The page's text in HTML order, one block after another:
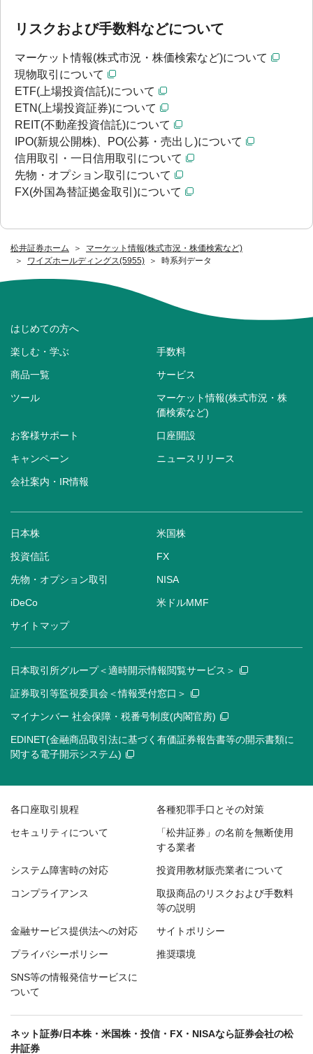
松井証券ホーム
マーケット情報(株式市況・株価検索など)
ワイズホールディングス(5955)
時系列データ
リスクおよび手数料などについて
マーケット情報(株式市況・株価検索など)について
現物取引について
ETF(上場投資信託)について
ETN(上場投資証券)について
REIT(不動産投資信託)について
IPO(新規公開株)、PO(公募・売出し)について
信用取引・一日信用取引について
先物・オプション取引について
FX(外国為替証拠金取引)について
はじめての方へ
楽しむ・学ぶ 手数料
商品一覧 サービス
ツール
マーケット情報(株式市況・株
価検索など)
お客様サポート 口座開設
キャンペーン ニュースリリース
会社案内・IR情報
日本株 米国株
投資信託 FX
先物・オプション取引 NISA
iDeCo 米ドルMMF
サイトマップ
日本取引所グループ＜適時開示情報閲覧サービス＞
証券取引等監視委員会＜情報受付窓口＞
マイナンバー 社会保障・税番号制度(内閣官房)
EDINET(金融商品取引法に基づく有価証券報告書等の開示書類に
関する電子開示システム)
各口座取引規程 各種犯罪手口とその対策
セキュリティについて
「松井証券」の名前を無断使用
する業者
システム障害時の対応 投資用教材販売業者について
コンプライアンス
取扱商品のリスクおよび手数料
等の説明
金融サービス提供法への対応 サイトポリシー
プライバシーポリシー 推奨環境
SNS等の情報発信サービスに
ついて
ネット証券/日本株・米国株・投信・FX・NISAなら証券会社の松
井証券